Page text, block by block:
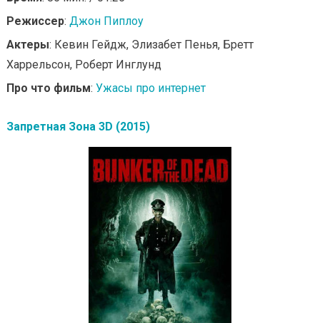
Режиссер: Джон Пиплоу
Актеры: Кевин Гейдж, Элизабет Пенья, Бретт
Харрельсон, Роберт Инглунд
Про что фильм: Ужасы про интернет
Запретная Зона 3D (2015)